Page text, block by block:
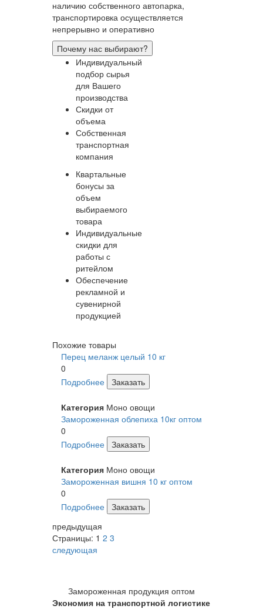
наличию собственного автопарка,
транспортировка осуществляется
непрерывно и оперативно
Почему нас выбирают?
Индивидуальный
подбор сырья
для Вашего
производства
Скидки от
объема
Собственная
транспортная
компания
Квартальные
бонусы за
объем
выбираемого
товара
Индивидуальные
скидки для
работы с
ритейлом
Обеспечение
рекламной и
сувенирной
продукцией
Похожие товары
Перец меланж целый 10 кг
0
Подробнее Заказать
Категория Моно овощи
Замороженная облепиха 10кг оптом
0
Подробнее Заказать
Категория Моно овощи
Замороженная вишня 10 кг оптом
0
Подробнее Заказать
предыдущая
Страницы: 1 2 3
следующая
Замороженная продукция оптом
Экономия на транспортной логистике